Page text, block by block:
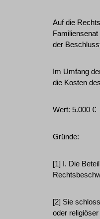
Auf die
der
Im Umfang
die Kosten
Wert: 5.000 €
Gründe:
[1] I. Die
[2] Sie
oder